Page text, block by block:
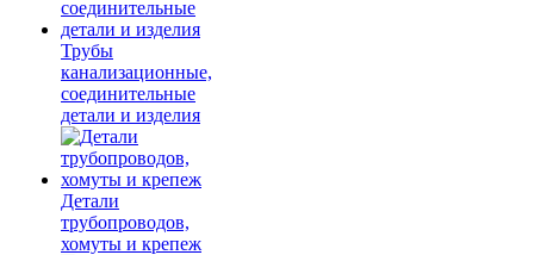
Трубы
канализационные,
соединительные
детали и изделия
Детали
трубопроводов,
хомуты и крепеж